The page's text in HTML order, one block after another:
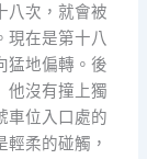
八次，就會被
現在是第十八
猛地偏轉。後
他沒有撞上獨
車位入口處的
柔的碰觸，